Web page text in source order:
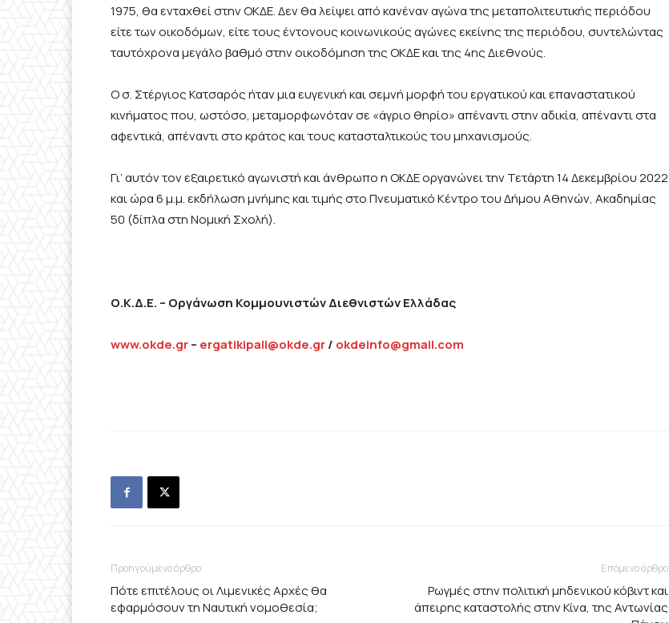
1975, θα ενταχθεί στην ΟΚΔΕ. Δεν θα λείψει από κανέναν αγώνα της μεταπολιτευτικής περιόδου
είτε των οικοδόμων, είτε τους έντονους κοινωνικούς αγώνες εκείνης της περιόδου, συντελώντας
ταυτόχρονα μεγάλο βαθμό στην οικοδόμηση της ΟΚΔΕ και της 4ης Διεθνούς.
Ο σ. Στέργιος Κατσαρός ήταν μια ευγενική και σεμνή μορφή του εργατικού και επαναστατικού
κινήματος που, ωστόσο, μεταμορφωνόταν σε «άγριο θηρίο» απέναντι στην αδικία, απέναντι στα
αφεντικά, απέναντι στο κράτος και τους κατασταλτικούς του μηχανισμούς.
Γι’ αυτόν τον εξαιρετικό αγωνιστή και άνθρωπο η ΟΚΔΕ οργανώνει την Τετάρτη 14 Δεκεμβρίου 2022
και ώρα 6 μ.μ. εκδήλωση μνήμης και τιμής στο Πνευματικό Κέντρο του Δήμου Αθηνών, Ακαδημίας
50 (δίπλα στη Νομική Σχολή).
Ο.Κ.Δ.Ε. – Οργάνωση Κομμουνιστών Διεθνιστών Ελλάδας
www.okde.gr– ergatikipali@okde.gr/ okdeinfo@gmail.com
Προηγούμενο άρθρο
Πότε επιτέλους οι Λιμενικές Αρχές θα
εφαρμόσουν τη Ναυτική νομοθεσία;
Επόμενο άρθρο
Ρωγμές στην πολιτική μηδενικού κόβιντ και
άπειρης καταστολής στην Κίνα, της Αντωνίας